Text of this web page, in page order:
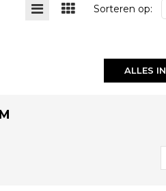
Sorteren op:
ALLES